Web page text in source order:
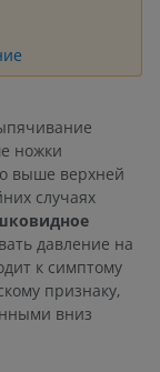
ножки
выше верхней
случаях
давление на
к симптому
признаку,
вниз